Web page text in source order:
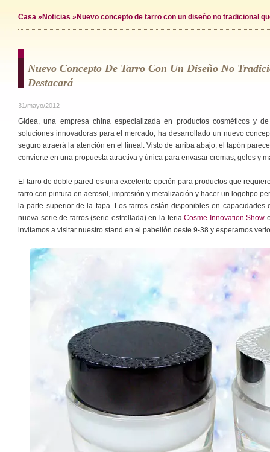
Casa » Noticias »Nuevo concepto de tarro con un diseño no tradicional
Nuevo Concepto De Tarro Con Un Diseño No
Destacará
31/mayo/2012
Gidea, una empresa china especializada en productos cosméticos y
soluciones innovadoras para el mercado, ha desarrollado un nuevo
seguro atraerá la atención en el lineal. Visto de arriba abajo, el tapón
convierte en una propuesta atractiva y única para envasar cremas, geles y
El tarro de doble pared es una excelente opción para productos que
tarro con pintura en aerosol, impresión y metalización y hacer un logotipo
la parte superior de la tapa. Los tarros están disponibles en
nueva serie de tarros (serie estrellada) en la feriaCosme Innovation Show
invitamos a visitar nuestro stand en el pabellón oeste 9-38 y esperamos